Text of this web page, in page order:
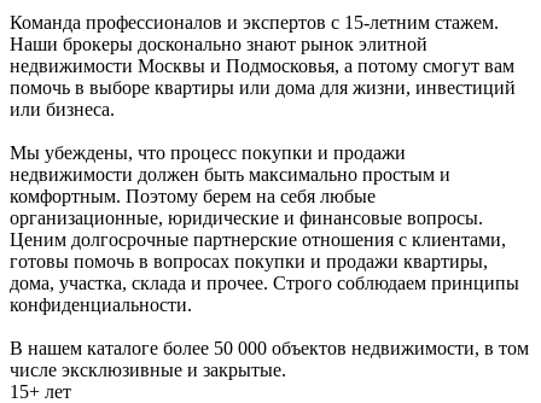
Команда профессионалов и экспертов с 15-летним стажем.
Наши брокеры досконально знают рынок элитной
недвижимости Москвы и Подмосковья, а потому смогут вам
помочь в выборе квартиры или дома для жизни, инвестиций
или бизнеса.
Мы убеждены, что процесс покупки и продажи
недвижимости должен быть максимально простым и
комфортным. Поэтому берем на себя любые
организационные, юридические и финансовые вопросы.
Ценим долгосрочные партнерские отношения с клиентами,
готовы помочь в вопросах покупки и продажи квартиры,
дома, участка, склада и прочее. Строго соблюдаем принципы
конфиденциальности.
В нашем каталоге более 50 000 объектов недвижимости, в том
числе эксклюзивные и закрытые.
15+ лет